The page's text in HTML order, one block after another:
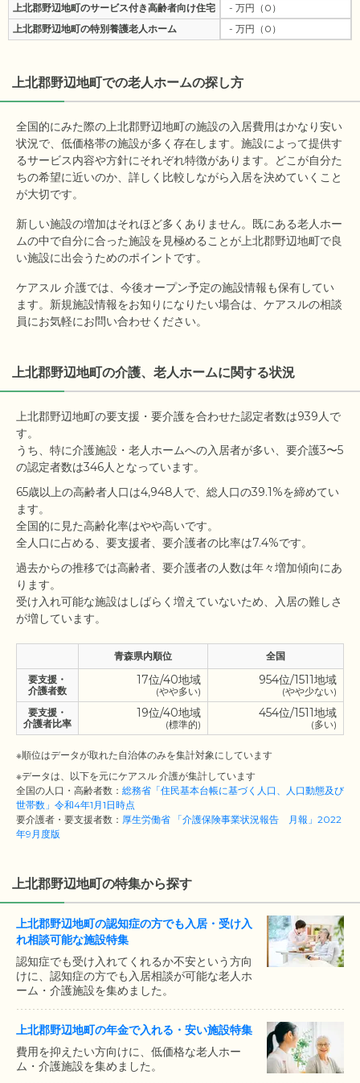
上北郡野辺地町のサービス付き高齢者向け住宅
- 万円（0）
上北郡野辺地町の特別養護老人ホーム
- 万円（0）
上北郡野辺地町での老人ホームの探し方
全国的にみた際の上北郡野辺地町の施設の入居費用はかなり安い
状況で、低価格帯の施設が多く存在します。施設によって提供す
るサービス内容や方針にそれぞれ特徴があります。どこが自分た
ちの希望に近いのか、詳しく比較しながら入居を決めていくこと
が大切です。
新しい施設の増加はそれほど多くありません。既にある老人ホー
ムの中で自分に合った施設を見極めることが上北郡野辺地町で良
い施設に出会うためのポイントです。
ケアスル 介護では、今後オープン予定の施設情報も保有してい
ます。新規施設情報をお知りになりたい場合は、ケアスルの相談
員にお気軽にお問い合わせください。
上北郡野辺地町の介護、老人ホームに関する状況
上北郡野辺地町の要支援・要介護を合わせた認定者数は939人で
す。
うち、特に介護施設・老人ホームへの入居者が多い、要介護3〜5
65歳以上の高齢者人口は4,948人で、総人口の39.1%を締めてい
ます。
全国的に見た高齢化率はやや高いです。
過去からの推移では高齢者、要介護者の人数は年々増加傾向にあ
ります。
受け入れ可能な施設はしばらく増えていないため、入居の難しさ
青森県内順位
全国
要支援・
介護者数
17位/40地域
(やや多い)
954位/1511地域
(やや少ない)
要支援・
介護者比率
19位/40地域
(標準的)
454位/1511地域
(多い)
※順位はデータが取れた自治体のみを集計対象にしています
※データは、以下を元にケアスル 介護が集計しています
全国の人口・高齢者数： 総務省「住民基本台帳に基づく人口、人口動態及び
世帯数」令和4年1月1日時点
要介護者・要支援者数： 厚生労働省 「介護保険事業状況報告 月報」2022
年9月度版
上北郡野辺地町の特集から探す
上北郡野辺地町の認知症の方でも入居・受け入
れ相談可能な施設特集
認知症でも受け入れてくれるか不安という方向
けに、認知症の方でも入居相談が可能な老人ホ
ーム・介護施設を集めました。
上北郡野辺地町の年金で入れる・安い施設特集
費用を抑えたい方向けに、低価格な老人ホー
ム・介護施設を集めました。